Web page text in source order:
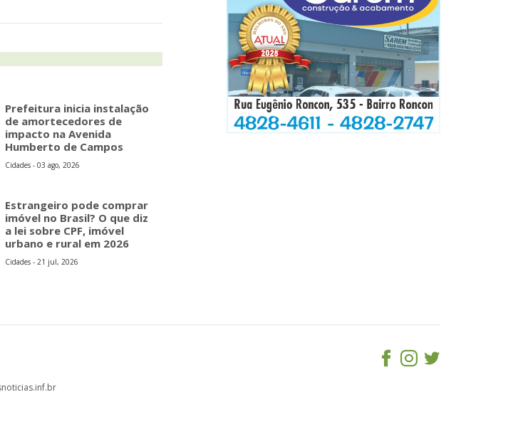
Prefeitura inicia instalação
de amortecedores de
impacto na Avenida
Humberto de Campos
Cidades - 03 ago, 2026
Estrangeiro pode comprar
imóvel no Brasil? O que diz
a lei sobre CPF, imóvel
urbano e rural em 2026
Cidades - 21 jul, 2026